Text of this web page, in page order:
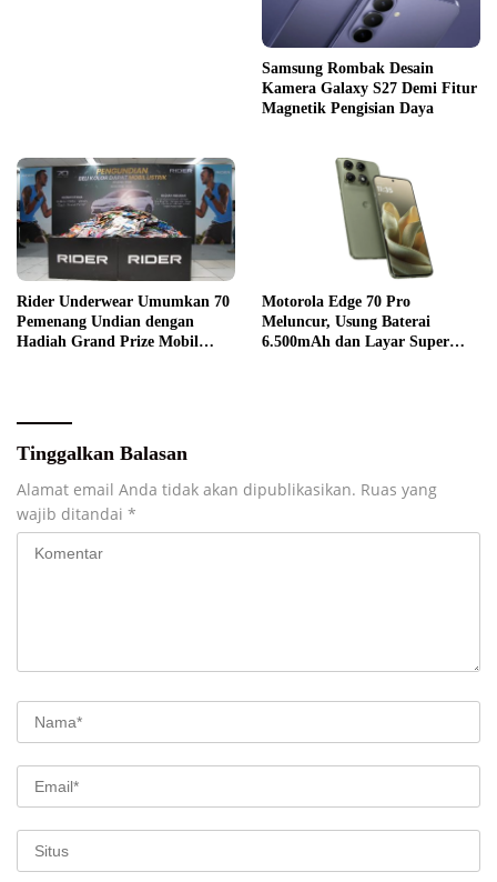
Samsung Rombak Desain
Kamera Galaxy S27 Demi Fitur
Magnetik Pengisian Daya
Rider Underwear Umumkan 70
Pemenang Undian dengan
Hadiah Grand Prize Mobil
Motorola Edge 70 Pro
Meluncur, Usung Baterai
6.500mAh dan Layar Super
Tinggalkan Balasan
Alamat email Anda tidak akan dipublikasikan. Ruas yang
wajib ditandai *